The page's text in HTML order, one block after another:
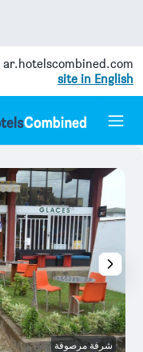
ar.hotelscombined.com
site in English
شرفة مرصوفة